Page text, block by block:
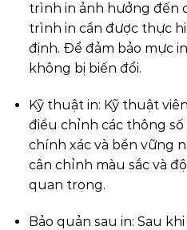
trình in ảnh hưởng đến
trình in cần được thực
định. Để đảm bảo mực
không bị biến đổi.
Kỹ thuật in: Kỹ thuật
điều chỉnh các thông số
chính xác và bền vững
cân chỉnh màu sắc và
quan trọng.
Bảo quản sau in: Sau